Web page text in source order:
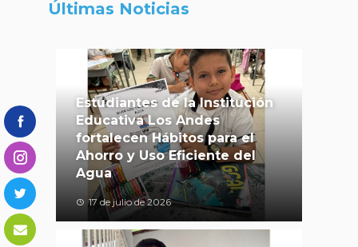
Últimas Noticias
Estudiantes de la Institución
Educativa Los Andes
fortalecen Hábitos para el
Ahorro y Uso Eficiente del
Agua
17 de julio de 2026